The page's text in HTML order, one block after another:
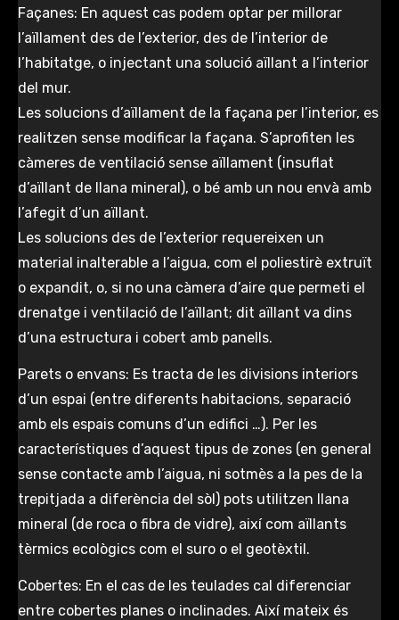
Façanes: En aquest cas podem optar per millorar
l’aïllament des de l’exterior, des de l’interior de
l’habitatge, o injectant una solució aïllant a l’interior
del mur.
Les solucions d’aïllament de la façana per l’interior, es
realitzen sense modificar la façana. S’aprofiten les
càmeres de ventilació sense aïllament (insuflat
d’aïllant de llana mineral), o bé amb un nou envà amb
l’afegit d’un aïllant.
Les solucions des de l’exterior requereixen un
material inalterable a l’aigua, com el poliestirè extruït
o expandit, o, si no una càmera d’aire que permeti el
drenatge i ventilació de l’aïllant; dit aïllant va dins
d’una estructura i cobert amb panells.
Parets o envans: Es tracta de les divisions interiors
d’un espai (entre diferents habitacions, separació
amb els espais comuns d’un edifici …). Per les
característiques d’aquest tipus de zones (en general
sense contacte amb l’aigua, ni sotmès a la pes de la
trepitjada a diferència del sòl) pots utilitzen llana
mineral (de roca o fibra de vidre), així com aïllants
tèrmics ecològics com el suro o el geotèxtil.
Cobertes: En el cas de les teulades cal diferenciar
entre cobertes planes o inclinades. Així mateix és